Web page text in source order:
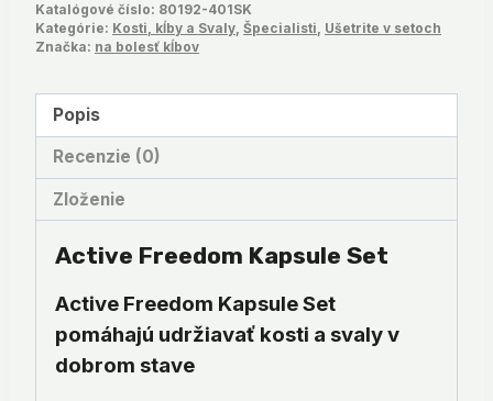
Kapsule
Set
Katalógové číslo: 80192-401SK
Kategórie: Kosti, kĺby a Svaly, Špecialisti, Ušetrite v setoch
Značka: na bolesť kĺbov
Popis
Recenzie (0)
Zloženie
Active Freedom Kapsule Set
Active Freedom Kapsule Set
pomáhajú udržiavať kosti a svaly v
dobrom stave